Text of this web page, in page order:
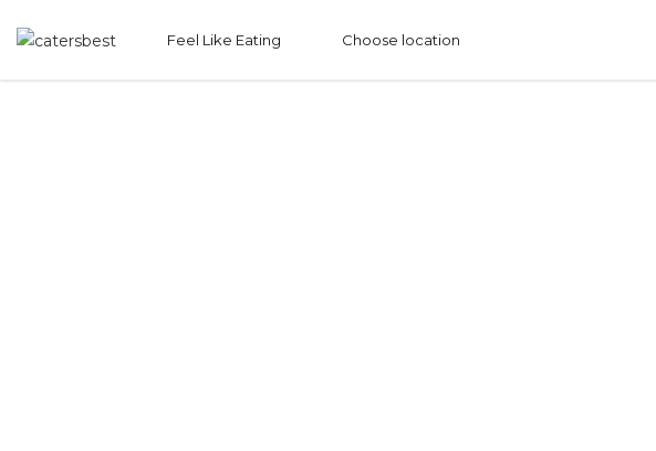
Feel Like Eating Choose location